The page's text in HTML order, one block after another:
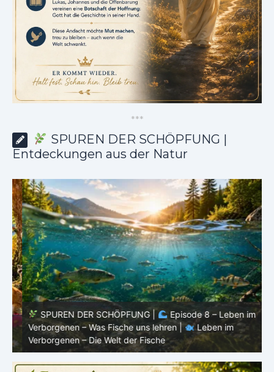
***
SPUREN DER SCHÖPFUNG |
Entdeckungen aus der Natur
SPUREN DER SCHÖPFUNG |
Episode 8 – Leben im
Verborgenen – Was Fische uns lehren |
Leben im
Verborgenen – Die Welt der Fische